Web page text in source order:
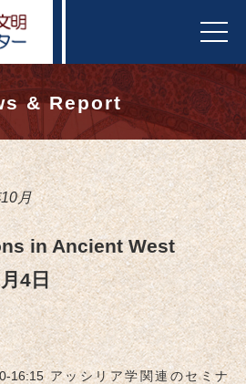
t
o
g
l
e
a
v
i
g
a
t
o
n
& Report
月
in Ancient West
4日
16:15 アッシリア学関連のセミナ